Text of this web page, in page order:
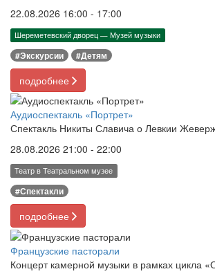
22.08.2026 16:00 - 17:00
Шереметевский дворец — Музей музыки
#Экскурсии #Детям
подробнее
Аудиоспектакль «Портрет»
Спектакль Никиты Славича о Левкии
28.08.2026 21:00 - 22:00
Театр в Театральном музее
#Спектакли
подробнее
Французские пасторали
Концерт камерной музыки в рамках цикла